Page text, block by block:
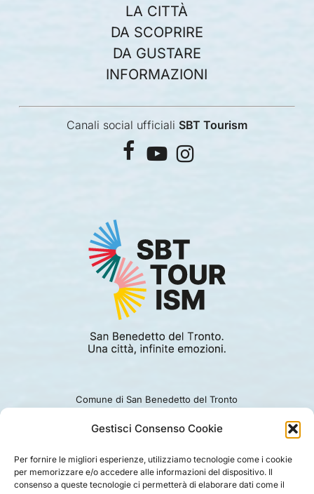
Gestisci Consenso Cookie
Per fornire le migliori esperienze, utilizziamo tecnologie come i cookie
per memorizzare e/o accedere alle informazioni del dispositivo. Il
consenso a queste tecnologie ci permetterà di elaborare dati come il
LA CITTÀ
DA SCOPRIRE
DA GUSTARE
INFORMAZIONI
Canali social ufficiali SBT Tourism
facebook
youtubeinstagram
Comune di San Benedetto del Tronto
Ufficio turismo: 0735.794229
PRIVACY |COOKIE | LEGAL |DISCLAIMER